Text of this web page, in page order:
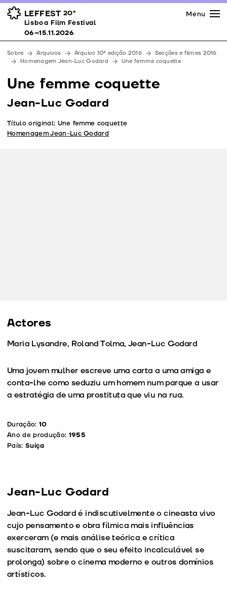
LEFFEST 20º
Lisboa Film Festival 06–15.11.2026
Prémios
Espaços
Apoios
Equipa
Downloads
Contactos
Menu
Lisboa Film Festival
06–15.11.2026
Sobre Arquivos Arquivo 10ª edição 2016
Secções e filmes 2016
Homenagem Jean-Luc Godard
Une femme coquette
Une femme coquette
Jean-Luc Godard
Título original: Une femme coquette
Homenagem Jean-Luc Godard
Actores
Maria Lysandre, Roland Tolma, Jean-Luc Godard
Uma jovem mulher escreve uma carta a uma amiga e
conta-lhe como seduziu um homem num parque a usar
a estratégia de uma prostituta que viu na rua.
Duração: 10
Ano de produção: 1955
País: Suíça
Jean-Luc Godard
Jean-Luc Godard é indiscutivelmente o cineasta vivo
cujo pensamento e obra fílmica mais influências
exerceram (e mais análise teórica e crítica
suscitaram, sendo que o seu efeito incalculável se
prolonga) sobre o cinema moderno e outros domínios
artísticos.